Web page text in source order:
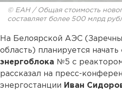
© ЕАН / Общая стоимость
составляет более 500 млрд
На Белоярской АЭС
область) планируется начать
энергоблока №5 с
рассказал на пресс-
энергостанции Иван